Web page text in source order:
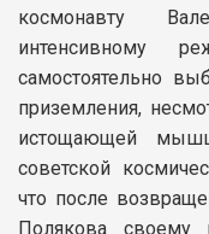
космонавту
интенсивному
самостоятельно
приземления,
истощающей
советской
что после
Полякова своему